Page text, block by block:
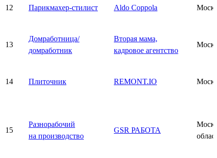
12 Парикмахер-стилист Aldo Coppola
13
Домработница/
домработник
Вторая мама,
кадровое агентство
14 Плиточник REMONT.IO
15
Разнорабочий
на производство
GSR РАБОТА